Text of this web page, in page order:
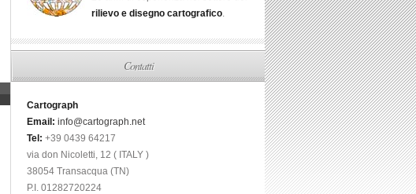
rilievo e disegno cartografico.
Contatti
Cartograph
Email: info@cartograph.net
Tel: +39 0439 64217
via don Nicoletti, 12 ( ITALY )
38054 Transacqua (TN)
P.I. 01282720224